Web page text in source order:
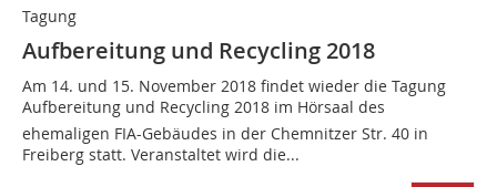
Tagung
Aufbereitung und Recycling 2018
Am 14. und 15. November 2018 findet wieder die Tagung
Aufbereitung und Recycling 2018 im Hörsaal des
ehemaligen FIA-Gebäudes in der Chemnitzer Str. 40 in
Freiberg statt. Veranstaltet wird die...